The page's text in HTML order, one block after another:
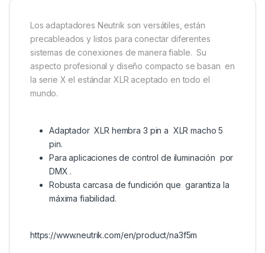
Los adaptadores Neutrik son versátiles, están
precableados y listos para conectar diferentes
sistemas de conexiones de manera fiable. Su
aspecto profesional y diseño compacto se basan en
la serie X el estándar XLR aceptado en todo el
mundo.
Adaptador XLR hembra 3 pin a XLR macho 5
pin.
Para aplicaciones de control de iluminación por
DMX .
Robusta carcasa de fundición que garantiza la
máxima fiabilidad.
https://www.neutrik.com/en/product/na3f5m